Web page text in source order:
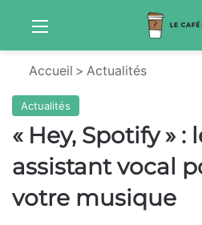
Menu
Accueil > Actualités
Actualités
« Hey, Spotify » :
assistant vocal
votre musique